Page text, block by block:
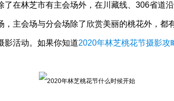
在林芝市有主会场外，在川藏线、306省道
主会场与分会场除了欣赏美丽的桃花外，都
影活动。如果你知道2020年林芝桃花节摄影攻